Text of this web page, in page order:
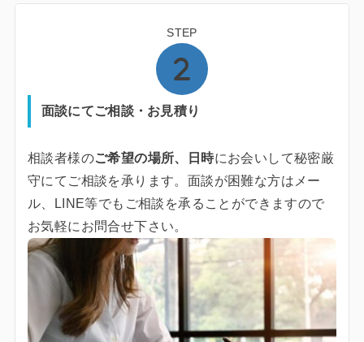
STEP
面談にてご相談・お見積り
相談者様のご希望の場所、日時にお会いして秘密厳
守にてご相談を承ります。面談が困難な方はメー
ル、LINE等でもご相談を承ることができますので
お気軽にお問合せ下さい。